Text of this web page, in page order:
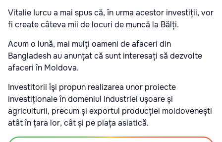
Vitalie Iurcu a mai spus că, în urma acestor investiții, vor
fi create câteva mii de locuri de muncă la Bălți.
Acum o lună, mai mulţi oameni de afaceri din
Bangladesh au anunțat că sunt interesați să dezvolte
afaceri în Moldova.
Investitorii îşi propun realizarea unor proiecte
investiționale în domeniul industriei ușoare și
agriculturii, precum și exportul producției moldovenești
atât în țara lor, cât și pe piața asiatică.